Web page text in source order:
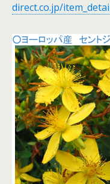
direct.co.jp/